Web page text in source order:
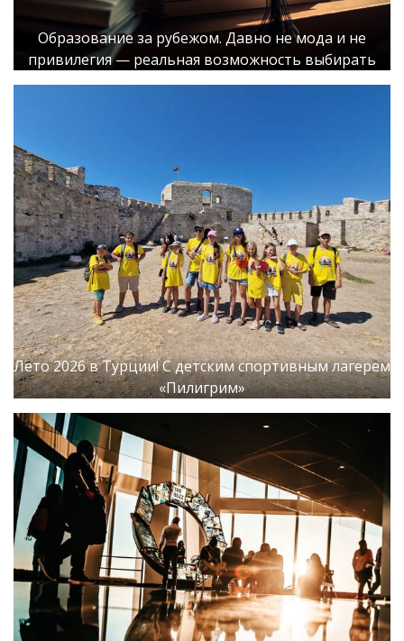
Образование за рубежом. Давно не мода и не
привилегия — реальная возможность выбирать
Лето 2026 в Турции! С детским спортивным лагерем
«Пилигрим»